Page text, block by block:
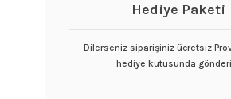
Hediye Paketi
Dilerseniz siparişiniz ücretsiz
hediye kutusunda